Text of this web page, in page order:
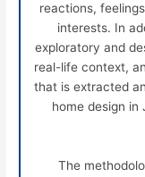
reactions,
interests. In
exploratory and
real-life context,
that is extracted
home design in
The